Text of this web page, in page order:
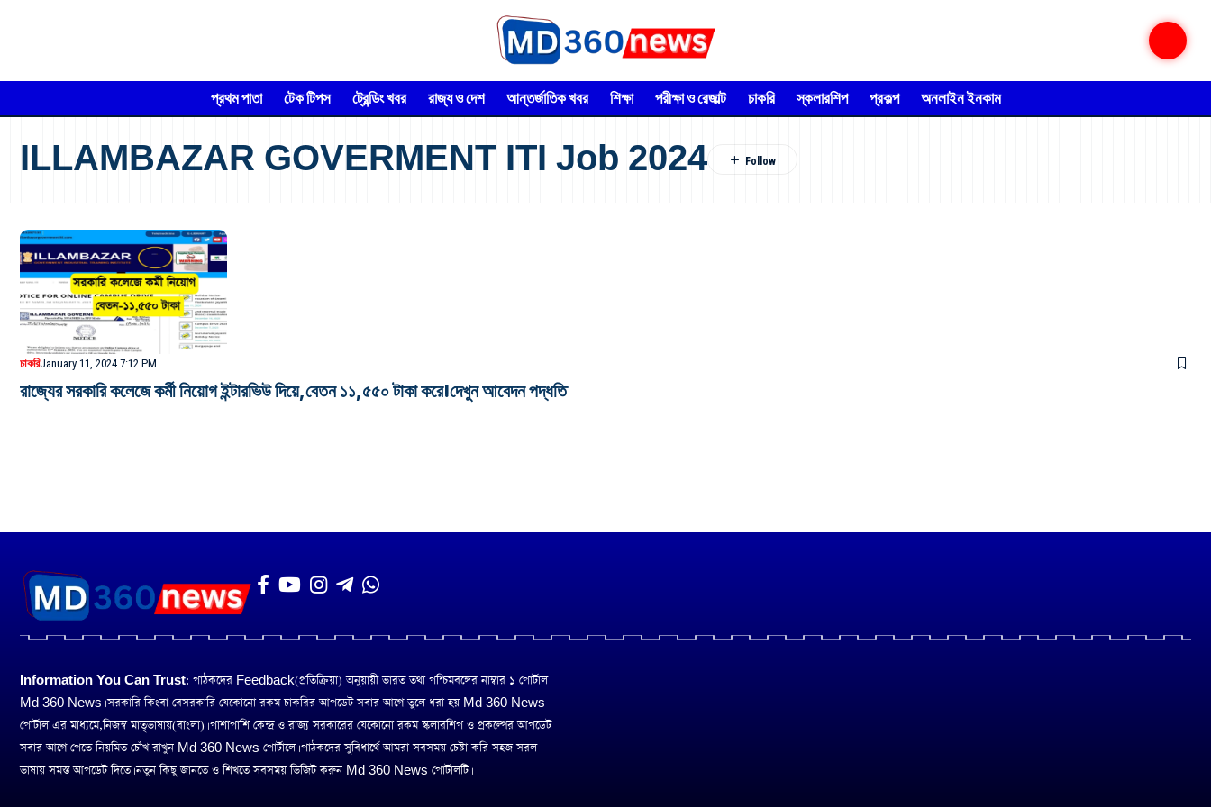
প্রথম পাতা টেক টিপস ট্রেন্ডিং খবর রাজ্য ও দেশ আন্তর্জাতিক খবর শিক্ষা পরীক্ষা ও রেজাল্ট চাকরি স্কলারশিপ প্রকল্প অনলাইন ইনকাম
ILLAMBAZAR GOVERMENT ITI Job 2024
চাকরিJanuary 11, 2024 7:12 PM
রাজ্যের সরকারি কলেজে কর্মী নিয়োগ ইন্টারভিউ দিয়ে,বেতন ১১,৫৫০ টাকা করে!দেখুন আবেদন পদ্ধতি
Information You Can Trust: পাঠকদের Feedback(প্রতিক্রিয়া) অনুয়ায়ী ভারত তথা পশ্চিমবঙ্গের নাম্বার ১ পোর্টাল
Md 360 News। সরকারি কিংবা বেসরকারি যেকোনো রকম চাকরির আপডেট সবার আগে তুলে ধরা হয় Md 360 News
পোর্টাল এর মাধ্যমে,নিজস্ব মাতৃভাষায়(বাংলা)। পাশাপাশি কেন্দ্র ও রাজ্য সরকারের যেকোনো রকম স্কলারশিপ ও প্রকল্পের আপডেট
সবার আগে পেতে নিয়মিত চোঁখ রাখুন Md 360 News পোর্টালে। পাঠকদের সুবিধার্থে আমরা সবসময় চেষ্টা করি সহজ সরল
ভাষায় সমস্ত আপডেট দিতে। নতুন কিছু জানতে ও শিখতে সবসময় ভিজিট করুন Md 360 News পোর্টালটি।